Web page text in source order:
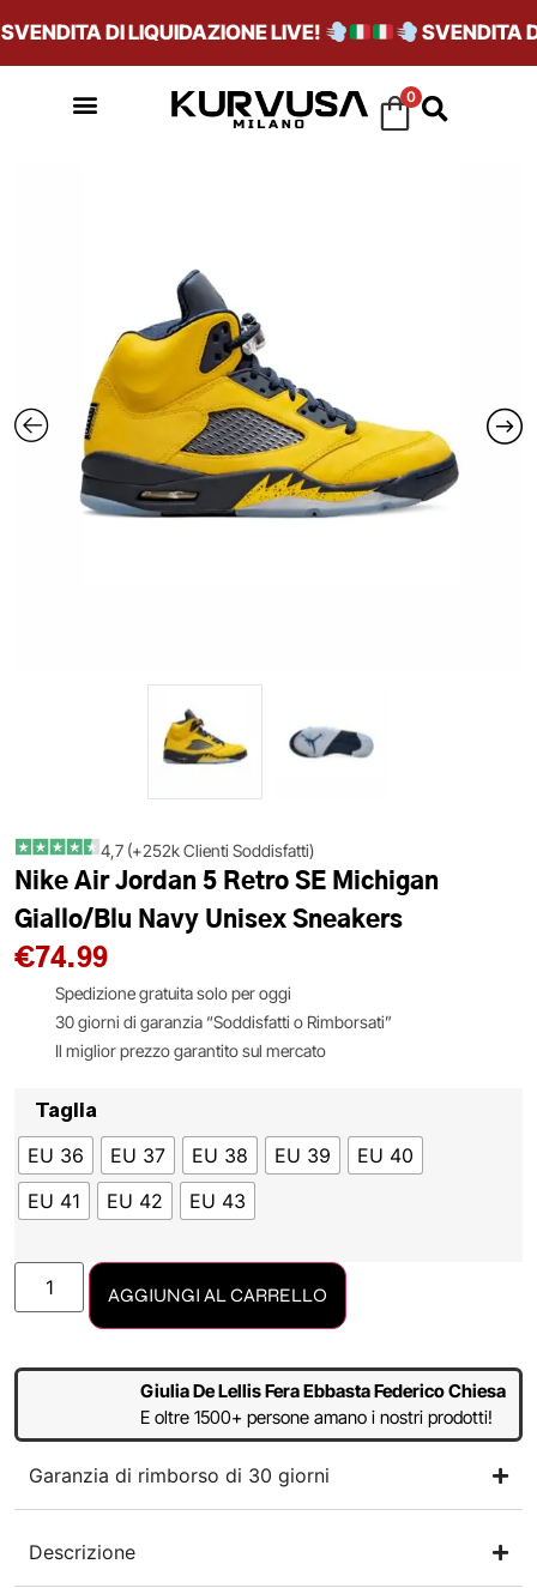
DI LIQUIDAZIONE LIVE! SVENDITA DI
0
4,7 (+252k Clienti Soddisfatti)
Nike Air Jordan 5 Retro SE Michigan
Giallo/Blu Navy Unisex Sneakers
€74.99
Spedizione gratuita solo per oggi
30 giorni di garanzia “Soddisfatti o Rimborsati”
Il miglior prezzo garantito sul mercato
Taglia
EU 36
EU 37 EU 38 EU 39
EU 40
EU 41
EU 42 EU 43
AGGIUNGI AL CARRELLO
Giulia De Lellis Fera Ebbasta Federico Chiesa
E oltre 1500+ persone amano i nostri prodotti!
Garanzia di rimborso di 30 giorni
Descrizione